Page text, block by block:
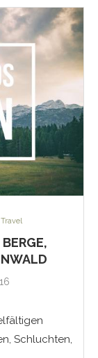
Travel
Schluchten,